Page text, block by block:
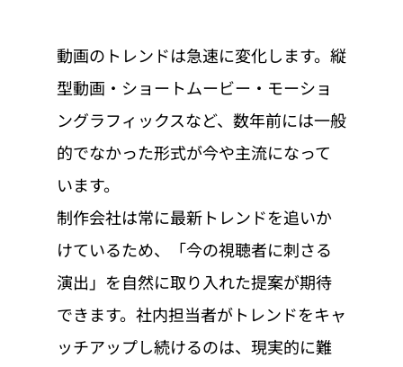
動画のトレンドは急速に変化します。縦
型動画・ショートムービー・モーショ
ングラフィックスなど、数年前には一般
的でなかった形式が今や主流になって
います。
制作会社は常に最新トレンドを追いか
けているため、「今の視聴者に刺さる
演出」を自然に取り入れた提案が期待
できます。社内担当者がトレンドをキャ
ッチアップし続けるのは、現実的に難